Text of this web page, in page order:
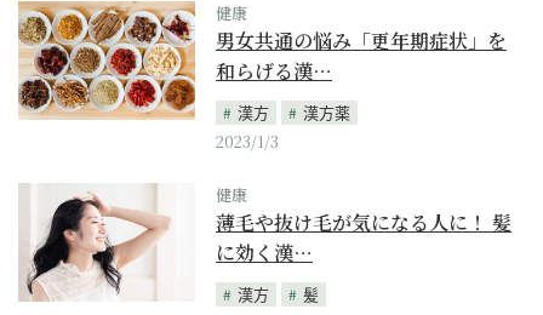
健康
男女共通の悩み「更年期症状」を
和らげる漢…
漢方
漢方薬
2023/1/3
健康
薄毛や抜け毛が気になる人に！ 髪
に効く漢…
漢方
髪